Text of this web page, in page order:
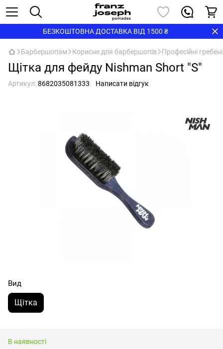
БЕЗКОШТОВНА ДОСТАВКА ВІД 1500 ₴
Барбершопам Корисне для барбершопів Професійні
Щітка для фейду Nishman Short "S"
Артикул:8682035081333 Написати відгук
Вид
Щітка
В наявності